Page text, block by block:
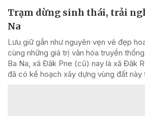
Trạm dừng sinh thái, trải
Na
Lưu giữ gần như nguyên vẹn vẻ đẹp
cùng những giá trị văn hóa truyền
Ba Na, xã Đăk Pne (cũ) nay là xã Đăk
đã có kế hoạch xây dựng vùng đất này